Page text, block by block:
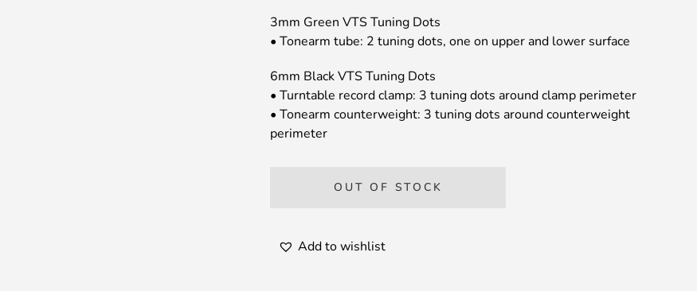
3mm Green VTS Tuning Dots
• Tonearm tube: 2 tuning dots, one on upper and lower surface
6mm Black VTS Tuning Dots
• Turntable record clamp: 3 tuning dots around clamp perimeter
• Tonearm counterweight: 3 tuning dots around counterweight
perimeter
OUT OF STOCK
Add to wishlist